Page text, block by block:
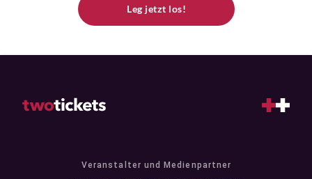
Leg jetzt los!
Veranstalter und Medienpartner